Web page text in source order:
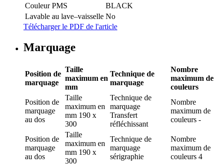
Couleur PMS
BLACK
Lavable au lave–vaisselle No
Télécharger le PDF de l'article
Marquage
Position de
marquage
Taille
maximum en
mm
Technique de
marquage
Nombre
maximum de
couleurs
Position de
marquage
au dos
Taille
maximum en
mm 190 x
300
Technique de
marquage
Transfert
réfléchissant
Nombre
maximum de
couleurs -
Position de
marquage
au dos
Taille
maximum en
mm 190 x
300
Technique de
marquage
sérigraphie
Nombre
maximum de
couleurs 4